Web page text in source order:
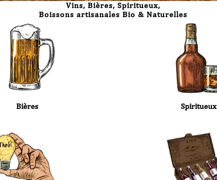
Vins, Bières, Spiritueux,
Boissons artisanales Bio & Naturelles
Bières Spiritueux